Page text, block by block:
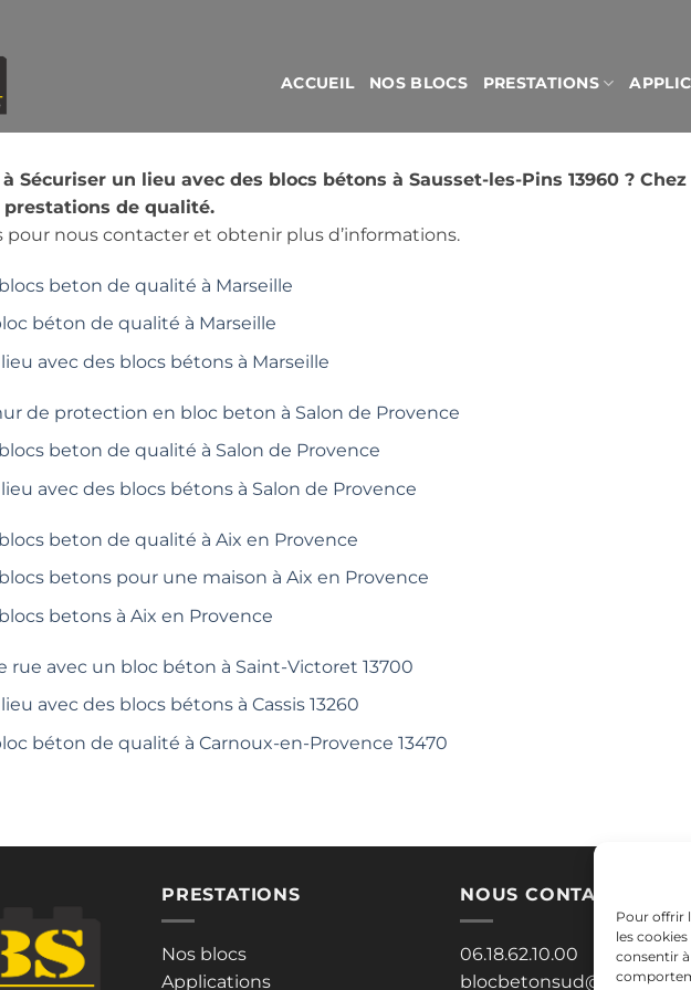
Pour offrir
les
consentir
ACCUEIL NOS BLOCS PRESTATIONS
Sécuriser un lieu avec des blocs bétons à Sausset-les-Pins 13960 ?
prestations de qualité.
pour nous contacter et obtenir plus d’informations.
beton de qualité à Marseille
béton de qualité à Marseille
avec des blocs bétons à Marseille
de protection en bloc beton à Salon de Provence
beton de qualité à Salon de Provence
avec des blocs bétons à Salon de Provence
beton de qualité à Aix en Provence
betons pour une maison à Aix en Provence
betons à Aix en Provence
rue avec un bloc béton à Saint-Victoret 13700
avec des blocs bétons à Cassis 13260
béton de qualité à Carnoux-en-Provence 13470
PRESTATIONS
Nos blocs
Applications
NOUS CONTACTER
06.18.62.10.00